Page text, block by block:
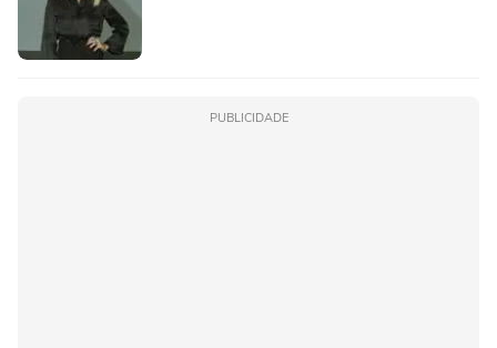
PUBLICIDADE